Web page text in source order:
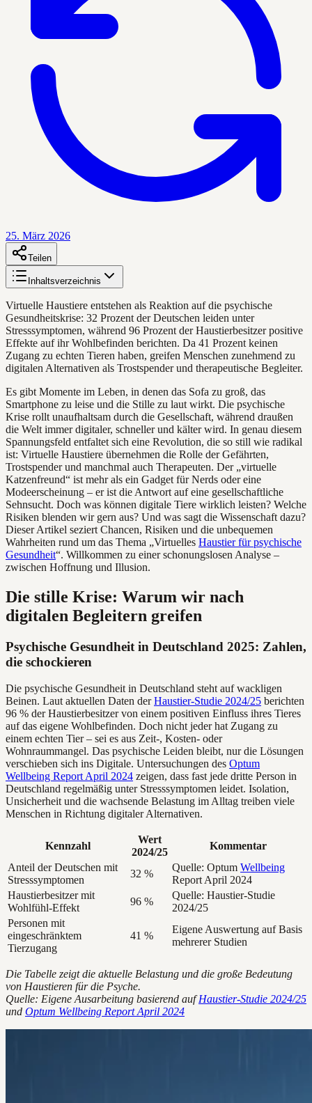
25. März 2026
Teilen
Inhaltsverzeichnis
Virtuelle Haustiere entstehen als Reaktion auf die psychische
Gesundheitskrise: 32 Prozent der Deutschen leiden unter
Stresssymptomen, während 96 Prozent der Haustierbesitzer positive
Effekte auf ihr Wohlbefinden berichten. Da 41 Prozent keinen
Zugang zu echten Tieren haben, greifen Menschen zunehmend zu
digitalen Alternativen als Trostspender und therapeutische Begleiter.
Es gibt Momente im Leben, in denen das Sofa zu groß, das
Smartphone zu leise und die Stille zu laut wirkt. Die psychische
Krise rollt unaufhaltsam durch die Gesellschaft, während draußen
die Welt immer digitaler, schneller und kälter wird. In genau diesem
Spannungsfeld entfaltet sich eine Revolution, die so still wie radikal
ist: Virtuelle Haustiere übernehmen die Rolle der Gefährten,
Trostspender und manchmal auch Therapeuten. Der „virtuelle
Katzenfreund“ ist mehr als ein Gadget für Nerds oder eine
Modeerscheinung – er ist die Antwort auf eine gesellschaftliche
Sehnsucht. Doch was können digitale Tiere wirklich leisten? Welche
Risiken blenden wir gern aus? Und was sagt die Wissenschaft dazu?
Dieser Artikel seziert Chancen, Risiken und die unbequemen
Wahrheiten rund um das Thema „Virtuelles Haustier für psychische
Gesundheit“. Willkommen zu einer schonungslosen Analyse –
zwischen Hoffnung und Illusion.
Die stille Krise: Warum wir nach
digitalen Begleitern greifen
Psychische Gesundheit in Deutschland 2025: Zahlen,
die schockieren
Die psychische Gesundheit in Deutschland steht auf wackligen
Beinen. Laut aktuellen Daten derHaustier-Studie 2024/25 berichten
96 % der Haustierbesitzer von einem positiven Einfluss ihres Tieres
auf das eigene Wohlbefinden. Doch nicht jeder hat Zugang zu
einem echten Tier – sei es aus Zeit-, Kosten- oder
Wohnraummangel. Das psychische Leiden bleibt, nur die Lösungen
verschieben sich ins Digitale. Untersuchungen des Optum
Wellbeing Report April 2024 zeigen, dass fast jede dritte Person in
Deutschland regelmäßig unter Stresssymptomen leidet. Isolation,
Unsicherheit und die wachsende Belastung im Alltag treiben viele
Menschen in Richtung digitaler Alternativen.
Kennzahl
Wert
2024/25
Kommentar
Anteil der Deutschen mit
Stresssymptomen
32 %
Quelle: Optum Wellbeing
Report April 2024
Haustierbesitzer mit
Wohlfühl-Effekt
96 %
Quelle: Haustier-Studie
2024/25
Personen mit
eingeschränktem
Tierzugang
41 %
Eigene Auswertung auf Basis
mehrerer Studien
Die Tabelle zeigt die aktuelle Belastung und die große Bedeutung
von Haustieren für die Psyche.
Quelle: Eigene Ausarbeitung basierend aufHaustier-Studie 2024/25
und Optum Wellbeing Report April 2024